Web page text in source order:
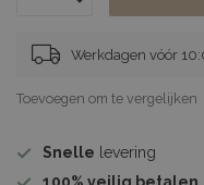
Werkdagen vóór
Toevoegen om te vergelijken
Snelle levering